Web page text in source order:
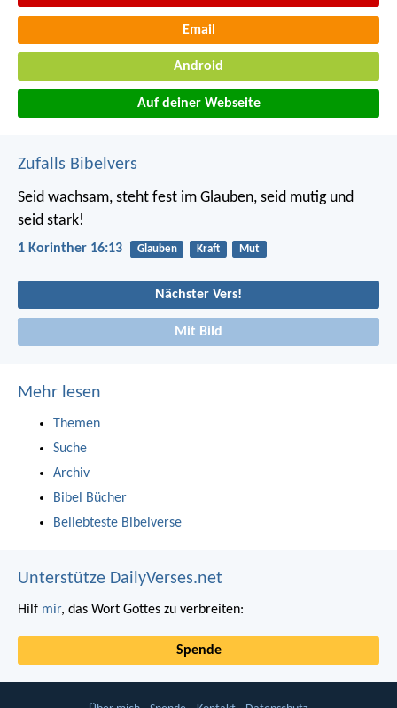
Email
Android
Auf deiner Webseite
Zufalls Bibelvers
Seid wachsam, steht fest im Glauben, seid mutig und
seid stark!
1 Korinther 16:13 Glauben Kraft Mut
Nächster Vers!
Mit Bild
Mehr lesen
Themen
Suche
Archiv
Bibel Bücher
Beliebteste Bibelverse
Unterstütze DailyVerses.net
Hilf mir, das Wort Gottes zu verbreiten:
Spende